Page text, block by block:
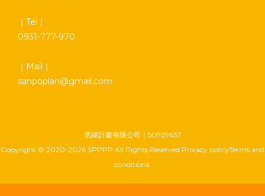
｜Tel｜
0931-777-970
｜Mail｜
sanpoplan@gmail.com
丞緯計畫有限公司｜50929637
Copyright © 2020-2026 SPPPP All Rights Reserved Privacy policyTerms and
conditions.